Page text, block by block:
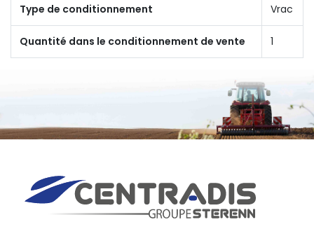
Type de conditionnement Vrac
Quantité dans le conditionnement de vente 1